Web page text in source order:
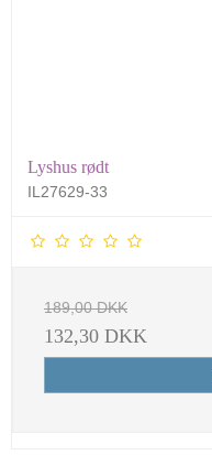
Lyshus rødt
IL27629-33
189,00 DKK
132,30 DKK